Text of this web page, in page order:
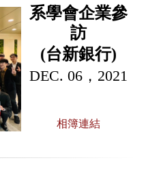
系學會企業參
訪
(台新銀行)
DEC. 06，2021
相簿連結